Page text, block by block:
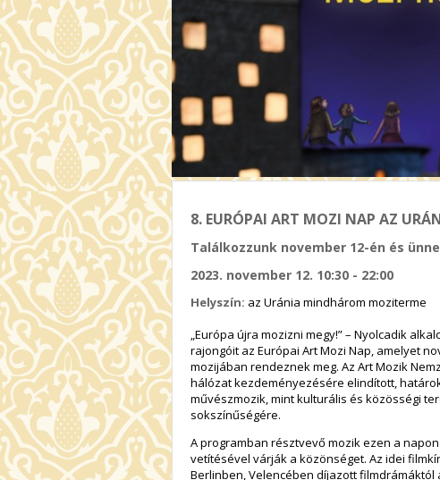
8. EURÓPAI ART MOZI NAP AZ
Találkozzunk november 12-én és
2023. november 12. 10:30 - 22:00
Helyszín: az Uránia mindhárom moziterme
„Európa újra mozizni megy!” – Nyolcadik
rajongóit az Európai Art Mozi Nap, amelyet
mozijában rendeznek meg. Az Art Mozik
hálózat kezdeményezésére elindított,
művészmozik, mint kulturális és közösségi
sokszínűségére.
A programban résztvevő mozik ezen a
vetítésével várják a közönséget. Az idei
Berlinben, Velencében díjazott